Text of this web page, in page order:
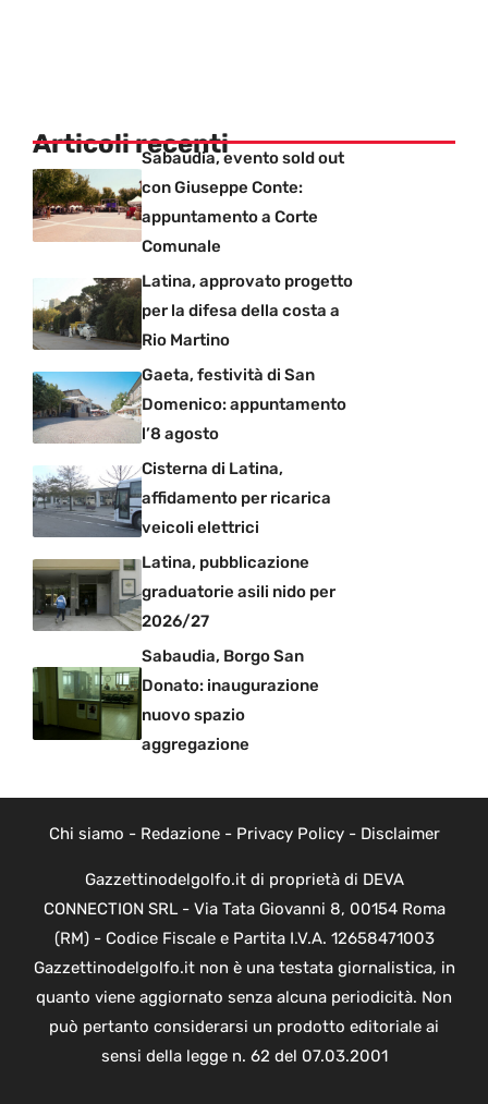
Articoli recentiSabaudia, evento sold out
con Giuseppe Conte:
appuntamento a Corte
Comunale
Latina, approvato progetto
per la difesa della costa a
Rio Martino
Gaeta, festività di San
Domenico: appuntamento
l’8 agosto
Cisterna di Latina,
affidamento per ricarica
veicoli elettrici
Latina, pubblicazione
graduatorie asili nido per
2026/27
Sabaudia, Borgo San
Donato: inaugurazione
nuovo spazio
aggregazione
Chi siamo - Redazione- Privacy Policy- Disclaimer
Gazzettinodelgolfo.it di proprietà di DEVA
CONNECTION SRL - Via Tata Giovanni 8, 00154 Roma
(RM) - Codice Fiscale e Partita I.V.A. 12658471003
Gazzettinodelgolfo.it non è una testata giornalistica, in
quanto viene aggiornato senza alcuna periodicità. Non
può pertanto considerarsi un prodotto editoriale ai
sensi della legge n. 62 del 07.03.2001